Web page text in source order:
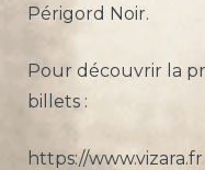
Périgord Noir.
Pour découvrir la
billets :
https://www.vizara.fr